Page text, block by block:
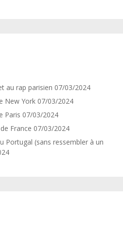
au rap parisien 07/03/2024
New York 07/03/2024
Paris 07/03/2024
France 07/03/2024
Portugal (sans ressembler à un